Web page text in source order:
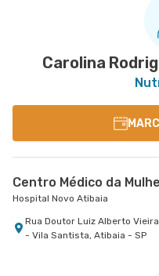
Carolina
Centro Médico da
Hospital Novo Atibaia
Rua Doutor Luiz Alberto
- Vila Santista, Atibaia - SP